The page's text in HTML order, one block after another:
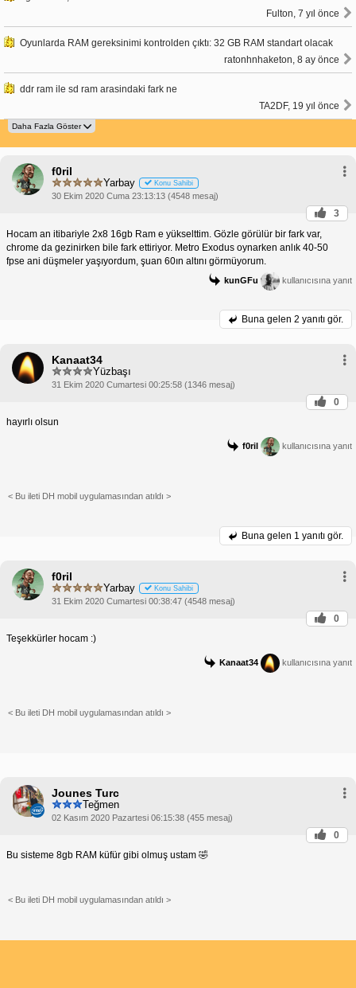
Fulton, 7 yıl önce
Oyunlarda RAM gereksinimi kontrolden çıktı: 32 GB RAM standart olacak
ratonhnhaketon, 8 ay önce
ddr ram ile sd ram arasindaki fark ne
TA2DF, 19 yıl önce
f0ril
Yarbay Konu Sahibi
30 Ekim 2020 Cuma 23:13:13 (4548 mesaj)
3
Hocam an itibariyle 2x8 16gb Ram e yükselttim. Gözle görülür bir fark var,
chrome da gezinirken bile fark ettiriyor. Metro Exodus oynarken anlık 40-50
fpse ani düşmeler yaşıyordum, şuan 60ın altını görmüyorum.
kunGFu kullanıcısına yanıt
Buna gelen 2 yanıtı gör.
Kanaat34
Yüzbaşı
31 Ekim 2020 Cumartesi 00:25:58 (1346 mesaj)
0
hayırlı olsun
f0ril kullanıcısına yanıt
< Bu ileti DH mobil uygulamasından atıldı >
Buna gelen 1 yanıtı gör.
f0ril
Yarbay Konu Sahibi
31 Ekim 2020 Cumartesi 00:38:47 (4548 mesaj)
0
Teşekkürler hocam :)
Kanaat34 kullanıcısına yanıt
< Bu ileti DH mobil uygulamasından atıldı >
Jounes Turc
Teğmen
02 Kasım 2020 Pazartesi 06:15:38 (455 mesaj)
0
Bu sisteme 8gb RAM küfür gibi olmuş ustam 🤣
< Bu ileti DH mobil uygulamasından atıldı >